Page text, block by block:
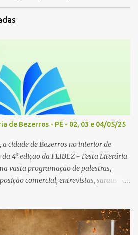
de Bezerros - PE - 02, 03 e 04/05/25
a cidade de Bezerros no interior de
4ª edição da FLIBEZ - Festa Literária
vasta programação de palestras,
comercial, entrevistas, saraus
1º painel- 02/05/25 - 9h: Tema: Em
Severino Pedro e convidados -